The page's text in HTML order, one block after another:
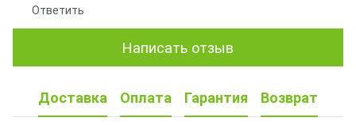
Ответить
Написать отзыв
Доставка Оплата Гарантия Возврат